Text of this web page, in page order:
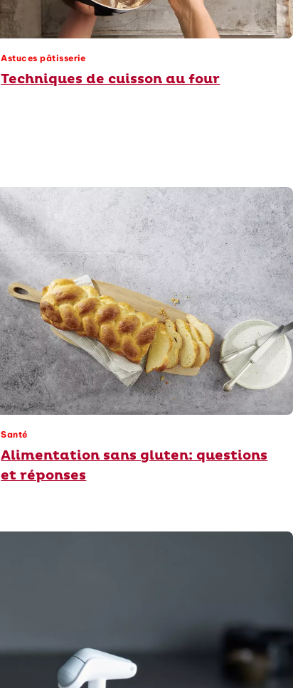
Astuces pâtisserie
Techniques de cuisson au four
Santé
Alimentation sans gluten: questions
et réponses